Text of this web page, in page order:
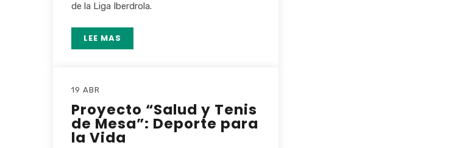
de la Liga Iberdrola.
LEE MAS
19 ABR
Proyecto “Salud y Tenis
de Mesa”: Deporte para
la Vida